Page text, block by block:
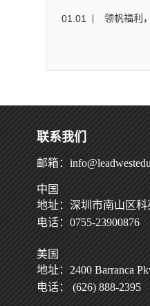
01 01 领帆福利
联系我们
邮箱：
中国
地址：深圳市南山区科
电话：0755-23900876
美国
地址：2400 Barranca
电话： (626) 888-2395